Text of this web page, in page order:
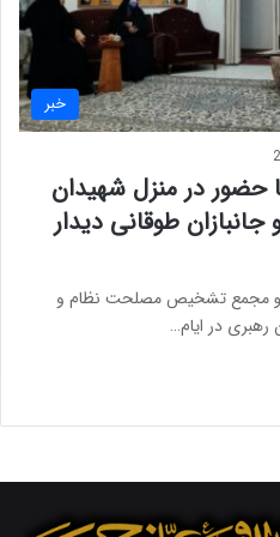
خبر
حضور در منزل شهیدان
طوقانی دیدار
مجمع تشخیص مصلحت نظام و
رهبری در ایام…